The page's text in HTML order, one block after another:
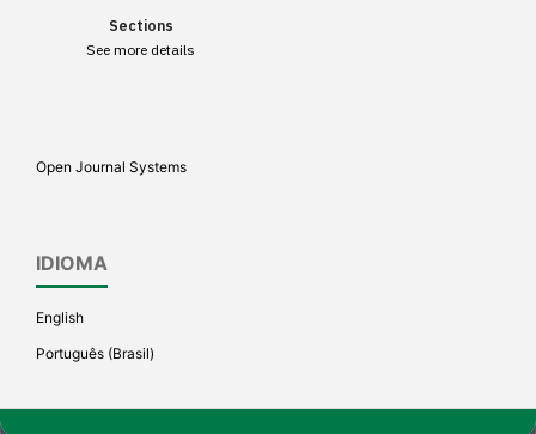
Sections
See more details
Open Journal Systems
IDIOMA
English
Português (Brasil)